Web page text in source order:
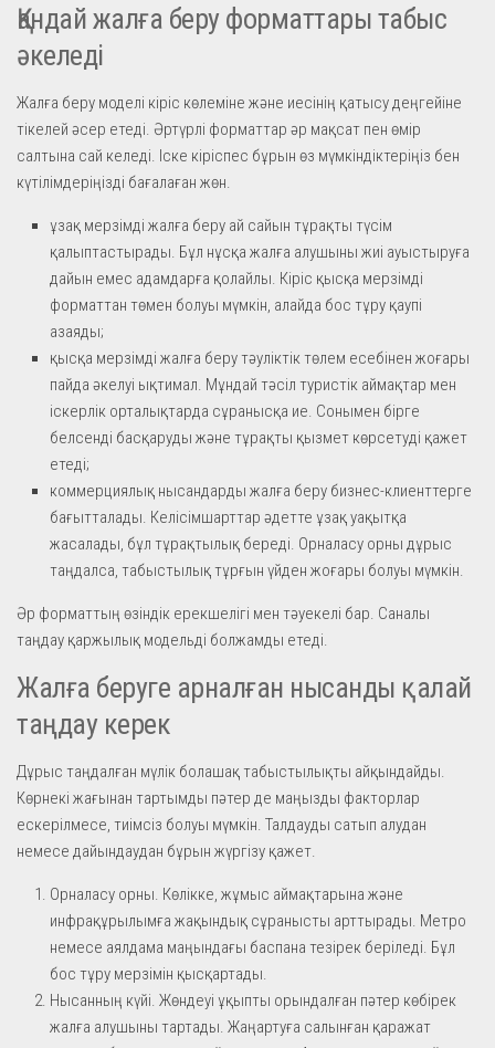
Қандай жалға беру форматтары табыс
әкеледі
Жалға беру моделі кіріс көлеміне және иесінің қатысу деңгейіне
тікелей әсер етеді. Әртүрлі форматтар әр мақсат пен өмір
салтына сай келеді. Іске кіріспес бұрын өз мүмкіндіктеріңіз бен
күтілімдеріңізді бағалаған жөн.
ұзақ мерзімді жалға беру ай сайын тұрақты түсім
қалыптастырады. Бұл нұсқа жалға алушыны жиі ауыстыруға
дайын емес адамдарға қолайлы. Кіріс қысқа мерзімді
форматтан төмен болуы мүмкін, алайда бос тұру қаупі
азаяды;
қысқа мерзімді жалға беру тәуліктік төлем есебінен жоғары
пайда әкелуі ықтимал. Мұндай тәсіл туристік аймақтар мен
іскерлік орталықтарда сұранысқа ие. Сонымен бірге
белсенді басқаруды және тұрақты қызмет көрсетуді қажет
етеді;
коммерциялық нысандарды жалға беру бизнес-клиенттерге
бағытталады. Келісімшарттар әдетте ұзақ уақытқа
жасалады, бұл тұрақтылық береді. Орналасу орны дұрыс
таңдалса, табыстылық тұрғын үйден жоғары болуы мүмкін.
Әр форматтың өзіндік ерекшелігі мен тәуекелі бар. Саналы
таңдау қаржылық модельді болжамды етеді.
Жалға беруге арналған нысанды қалай
таңдау керек
Дұрыс таңдалған мүлік болашақ табыстылықты айқындайды.
Көрнекі жағынан тартымды пәтер де маңызды факторлар
ескерілмесе, тиімсіз болуы мүмкін. Талдауды сатып алудан
немесе дайындаудан бұрын жүргізу қажет.
Орналасу орны. Көлікке, жұмыс аймақтарына және
инфрақұрылымға жақындық сұранысты арттырады. Метро
немесе аялдама маңындағы баспана тезірек беріледі. Бұл
бос тұру мерзімін қысқартады.
Нысанның күйі. Жөндеуі ұқыпты орындалған пәтер көбірек
жалға алушыны тартады. Жаңартуға салынған қаражат